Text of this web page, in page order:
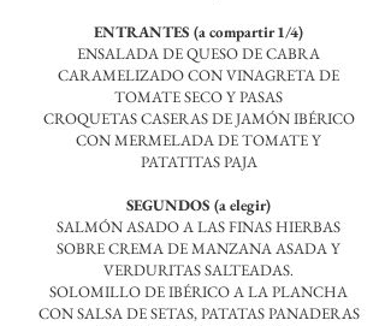
ENTRANTES (a compartir 1/4)
ENSALADA DE QUESO DE CABRA
CARAMELIZADO CON VINAGRETA DE
TOMATE SECO Y PASAS
CROQUETAS CASERAS DE JAMÓN IBÉRICO
CON MERMELADA DE TOMATE Y
PATATITAS PAJA
SEGUNDOS (a elegir)
SALMÓN ASADO A LAS FINAS HIERBAS
SOBRE CREMA DE MANZANA ASADA Y
VERDURITAS SALTEADAS.
SOLOMILLO DE IBÉRICO A LA PLANCHA
CON SALSA DE SETAS, PATATAS PANADERAS